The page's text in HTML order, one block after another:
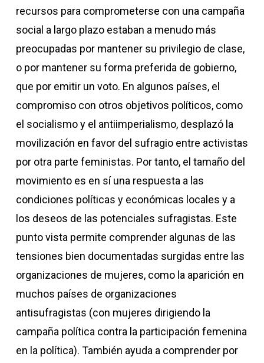
recursos para comprometerse con una campaña
social a largo plazo estaban a menudo más
preocupadas por mantener su privilegio de clase,
o por mantener su forma preferida de gobierno,
que por emitir un voto. En algunos países, el
compromiso con otros objetivos políticos, como
el socialismo y el antiimperialismo, desplazó la
movilización en favor del sufragio entre activistas
por otra parte feministas. Por tanto, el tamaño del
movimiento es en sí una respuesta a las
condiciones políticas y económicas locales y a
los deseos de las potenciales sufragistas. Este
punto vista permite comprender algunas de las
tensiones bien documentadas surgidas entre las
organizaciones de mujeres, como la aparición en
muchos países de organizaciones
antisufragistas (con mujeres dirigiendo la
campaña política contra la participación femenina
en la política). También ayuda a comprender por